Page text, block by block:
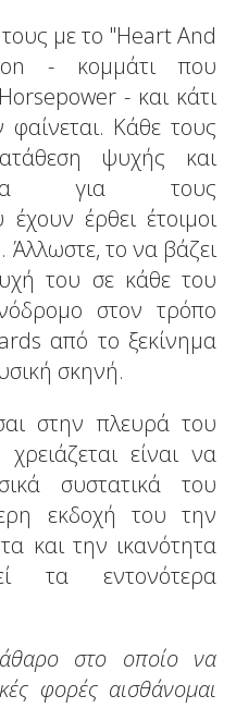
με το "Heart And
- κομμάτι που
- και κάτι
φαίνεται. Κάθε τους
ψυχής και
για τους
έρθει έτοιμοι
Άλλωστε, το να βάζει
του σε κάθε του
στον τρόπο
από το ξεκίνημα
σκηνή.
στην πλευρά του
είναι να
συστατικά του
εκδοχή του την
και την ικανότητα
τα εντονότερα
στο οποίο να
φορές αισθάνομαι